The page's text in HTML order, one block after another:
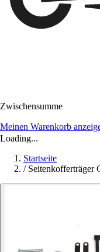
Zwischensumme
Meinen Warenkorb
Loading...
Startseite
/ Seitenkofferträger